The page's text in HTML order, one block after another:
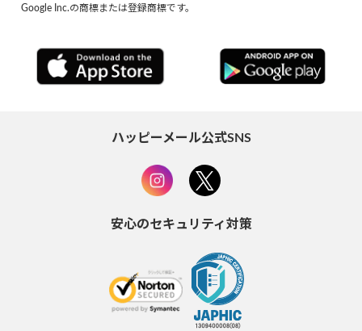
Google Inc.の商標または登録商標です。
ハッピーメール公式SNS
安心のセキュリティ対策